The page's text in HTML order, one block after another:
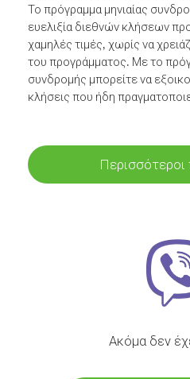
Το πρόγραμμα μηνιαίας
ευελιξία διεθνών κλήσεων
χαμηλές τιμές, χωρίς να
του προγράμματος. Με το
συνδρομής μπορείτε να
κλήσεις που ήδη
Περισσότεροι
Ακόμα δεν